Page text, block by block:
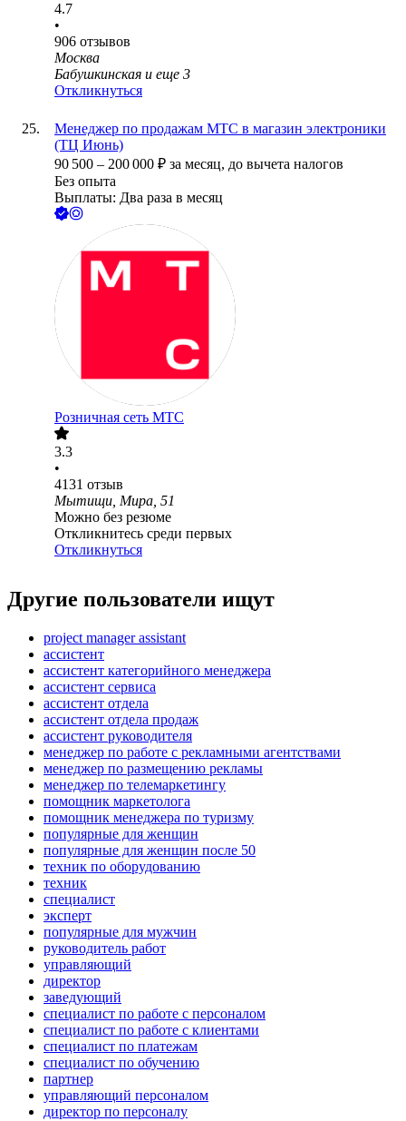
4.7
•
906 отзывов
Москва
Бабушкинская и еще 3
Откликнуться
Менеджер по продажам МТС в магазин электроники
(ТЦ Июнь)
90 500 – 200 000 ₽ за месяц, до вычета налогов
Без опыта
Выплаты: Два раза в месяц
Розничная сеть МТС
3.3
•
4131 отзыв
Мытищи, Мира, 51
Можно без резюме
Откликнитесь среди первых
Откликнуться
Другие пользователи ищут
project manager assistant
ассистент
ассистент категорийного менеджера
ассистент сервиса
ассистент отдела
ассистент отдела продаж
ассистент руководителя
менеджер по работе с рекламными агентствами
менеджер по размещению рекламы
менеджер по телемаркетингу
помощник маркетолога
помощник менеджера по туризму
популярные для женщин
популярные для женщин после 50
техник по оборудованию
техник
специалист
эксперт
популярные для мужчин
руководитель работ
управляющий
директор
заведующий
специалист по работе с персоналом
специалист по работе с клиентами
специалист по платежам
специалист по обучению
партнер
управляющий персоналом
директор по персоналу